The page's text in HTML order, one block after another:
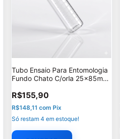
Tubo Ensaio Para Entomologia
Fundo Chato C/orla 25x85mm
R$155,90
R$148,11com Pix
Só restam4 em estoque!